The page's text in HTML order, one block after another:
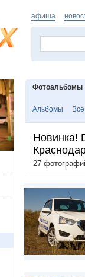
афиша
Фотоальбомы
Альбомы
Новинка!
27